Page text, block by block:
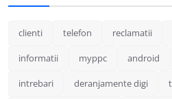
clienti telefon reclamatii
informatii myppc android
intrebari deranjamente digi